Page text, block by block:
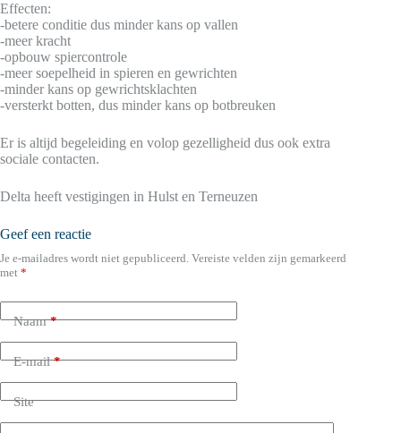
Effecten:
-betere conditie dus minder kans op vallen
-meer kracht
-opbouw spiercontrole
-meer soepelheid in spieren en gewrichten
-minder kans op gewrichtsklachten
-versterkt botten, dus minder kans op botbreuken
Er is altijd begeleiding en volop gezelligheid dus ook extra
sociale contacten.
Delta heeft vestigingen in Hulst en Terneuzen
Geef een reactie
Je e-mailadres wordt niet gepubliceerd. Vereiste velden zijn gemarkeerd
met *
Naam*
E-mail*
Site